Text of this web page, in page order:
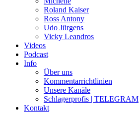
Roland Kaiser
Ross Antony
Udo Jürgens
Vicky Leandros
Videos
Podcast
Info
Über uns
Kommentarrichtlinien
Unsere Kanäle
Schlagerprofis | TELEGRAM
Kontakt